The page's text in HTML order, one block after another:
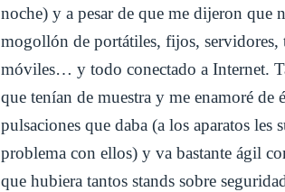
noche) y a pesar de que me dijeron que
mogollón de portátiles, fijos, servidores,
móviles… y todo conectado a Internet.
que tenían de muestra y me enamoré de
pulsaciones que daba (a los aparatos les
problema con ellos) y va bastante ágil
que hubiera tantos stands sobre